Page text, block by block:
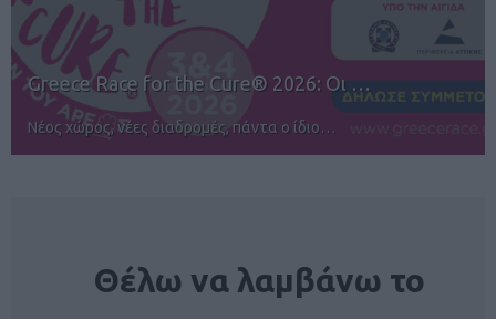
12ος TUI Rhodes Marathon: Άνοιγμα ε…
Αγώνες για όλους στην Ρόδο
Θέλω να λαμβάνω το